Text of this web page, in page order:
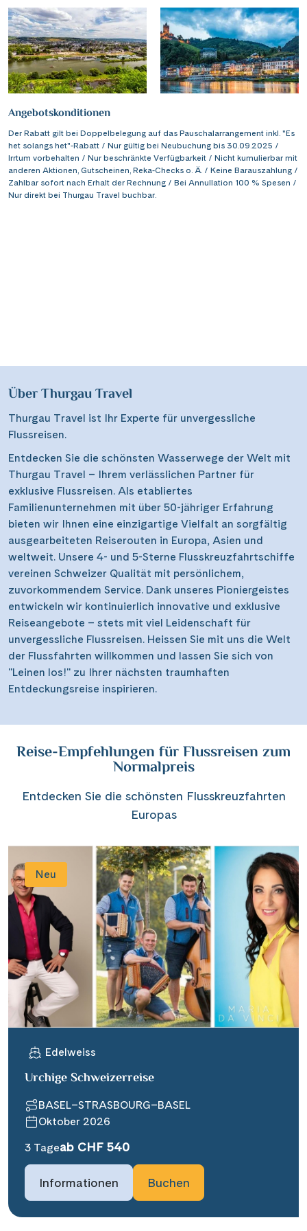
Angebotskonditionen
Der Rabatt gilt bei Doppelbelegung auf das Pauschalarrangement inkl. "Es
het solangs het"-Rabatt / Nur gültig bei Neubuchung bis 30.09.2025 /
Irrtum vorbehalten / Nur beschränkte Verfügbarkeit / Nicht kumulierbar mit
anderen Aktionen, Gutscheinen, Reka-Checks o. Ä. / Keine Barauszahlung /
Zahlbar sofort nach Erhalt der Rechnung / Bei Annullation 100 % Spesen /
Nur direkt bei Thurgau Travel buchbar.
Über Thurgau Travel
Thurgau Travel ist Ihr Experte für unvergessliche
Flussreisen.
Entdecken Sie die schönsten Wasserwege der Welt mit
Thurgau Travel – Ihrem verlässlichen Partner für
exklusive Flussreisen. Als etabliertes
Familienunternehmen mit über 50-jähriger Erfahrung
bieten wir Ihnen eine einzigartige Vielfalt an sorgfältig
ausgearbeiteten Reiserouten in Europa, Asien und
weltweit. Unsere 4- und 5-Sterne Flusskreuzfahrtschiffe
vereinen Schweizer Qualität mit persönlichem,
zuvorkommendem Service. Dank unseres Pioniergeistes
entwickeln wir kontinuierlich innovative und exklusive
Reiseangebote – stets mit viel Leidenschaft für
unvergessliche Flussreisen. Heissen Sie mit uns die Welt
der Flussfahrten willkommen und lassen Sie sich von
"Leinen los!" zu Ihrer nächsten traumhaften
Entdeckungsreise inspirieren.
Reise-Empfehlungen für Flussreisen zum
Normalpreis
Entdecken Sie die schönsten Flusskreuzfahrten
Europas
Neu
Edelweiss
Urchige Schweizerreise
BASEL–STRASBOURG–BASEL
Oktober 2026
3 Tageab CHF 540
Informationen Buchen
Saar (10)
Seine, Oise & Schelde (6)
Spree(4)
Weser, Ems & Hunte(2)
Porta Nigra (12)
Reichsburg Cochem(15)
Saarschleife(7)
Schiffshebewerk Arzviller(3)
Schiffshebewerk Niederfinow
Schiffshebewerk Scharnebeck(8)
Schloss Heidelberg(6)
Schloss Sanssouci (11)
Passau(7)
Porto(12)
Potsdam(1)
Regensburg
Rotterdam
Saarbrücken(5)
Saarburg(1)
Stralsund(6)